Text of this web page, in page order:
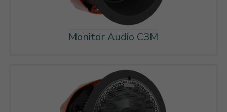
Monitor Audio C3M